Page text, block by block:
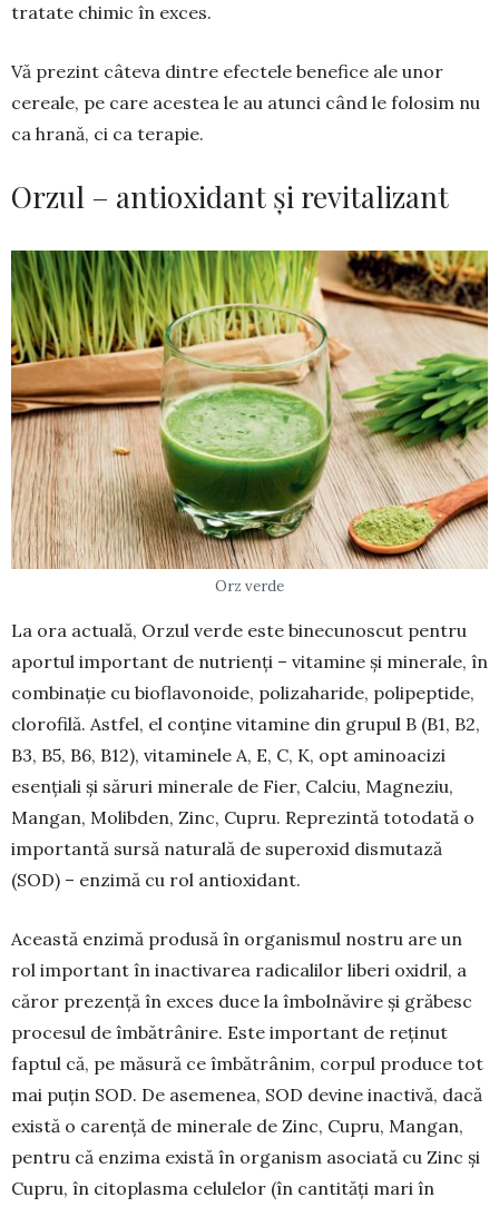
tratate chimic în exces.
Vă prezint câteva dintre efectele benefice ale unor
cereale, pe care acestea le au atunci când le folosim nu
ca hrană, ci ca terapie.
Orzul – antioxidant și revitalizant
Orz verde
La ora actuală, Orzul verde este binecunoscut pentru
aportul important de nutrienți – vitamine și minerale, în
combinație cu bio­flavonoide, poli­zaharide, poli­peptide,
clorofilă. Astfel, el con­­ține vitamine din grupul B (B1, B2,
B3, B5, B6, B12), vitami­nele A, E, C, K, opt ami­noacizi
esențiali şi să­ruri mine­rale de Fier, Calciu, Mag­neziu,
Man­gan, Mo­libden, Zinc, Cu­pru. Repre­zin­tă totodată o
im­por­tantă sursă naturală de superoxid dis­mu­tază
(SOD) – enzimă cu rol antioxidant.
Această enzimă produsă în organismul nostru are un
rol important în inactivarea radicalilor liberi oxidril, a
căror prezență în exces duce la îmbol­năvire și grăbesc
procesul de îmbătrânire. Este important de reținut
faptul că, pe măsură ce îmbă­trânim, corpul produce tot
mai puţin SOD. De ase­menea, SOD devine inactivă, dacă
există o carenţă de minerale de Zinc, Cupru, Man­gan,
pentru că enzima există în orga­nism asociată cu Zinc și
Cupru, în citoplasma celulelor (în cantităţi mari în